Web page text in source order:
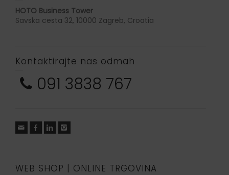
HOTO Business Tower
Savska cesta 32, 10000 Zagreb, Croatia
Kontaktirajte nas odmah
091 3838 767
WEB SHOP | ONLINE TRGOVINA